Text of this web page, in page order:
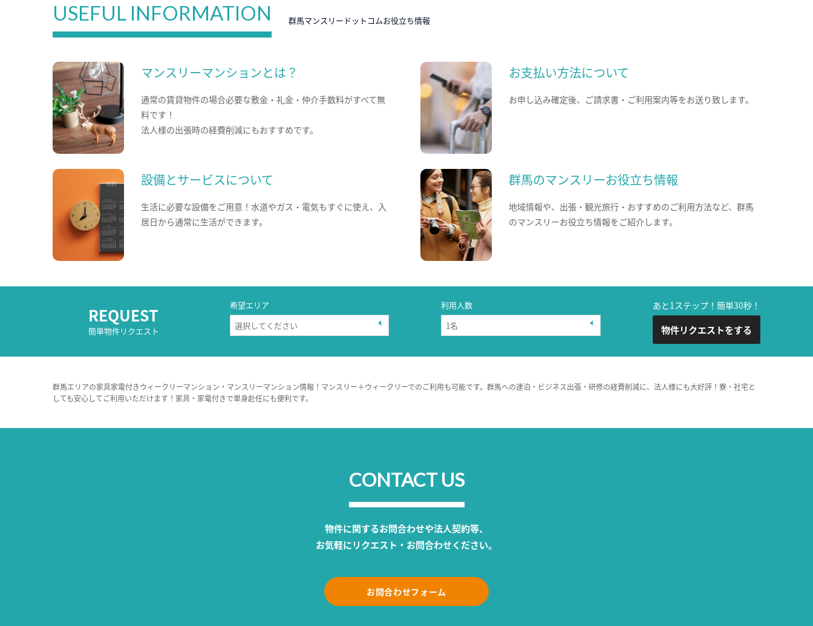
USEFUL INFORMATION 群馬マンスリードットコムお役立ち情報
マンスリーマンションとは？
通常の賃貸物件の場合必要な敷金・礼金・仲介手数料がすべて無
料です！
法人様の出張時の経費削減にもおすすめです。
お支払い方法について
お申し込み確定後、ご請求書・ご利用案内等をお送り致します。
設備とサービスについて
生活に必要な設備をご用意！水道やガス・電気もすぐに使え、入
居日から通常に生活ができます。
群馬のマンスリーお役立ち情報
地域情報や、出張・観光旅行・おすすめのご利用方法など、群馬
のマンスリーお役立ち情報をご紹介します。
REQUEST
簡単物件リクエスト
希望エリア 利用人数 あと1ステップ！簡単30秒！
物件リクエストをする
群馬エリアの家具家電付きウィークリーマンション・マンスリーマンション情報！マンスリー＋ウィークリーでのご利用も可能です。群馬への連泊・ビジネス出張・研修の経費削減に、法人様にも大好評！寮・社宅と
しても安心してご利用いただけます！家具・家電付きで単身赴任にも便利です。
CONTACT US
物件に関するお問合わせや法人契約等、
お気軽にリクエスト・お問合わせください。
お問合わせフォーム